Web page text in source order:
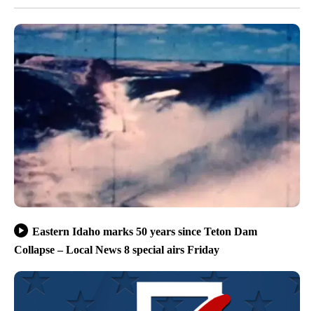
Eastern Idaho marks 50 years since Teton Dam
Collapse – Local News 8 special airs Friday